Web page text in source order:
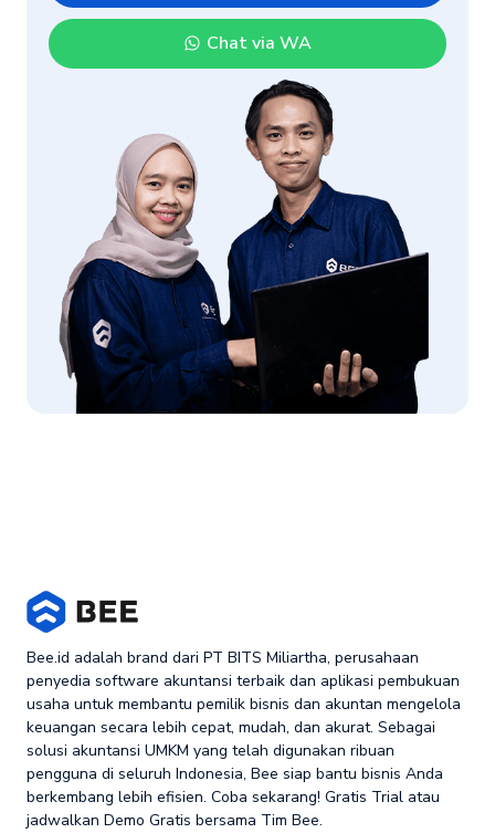
Chat via WA
Bee.id adalah brand dari PT BITS Miliartha, perusahaan
penyedia software akuntansi terbaik dan aplikasi pembukuan
usaha untuk membantu pemilik bisnis dan akuntan mengelola
keuangan secara lebih cepat, mudah, dan akurat. Sebagai
solusi akuntansi UMKM yang telah digunakan ribuan
pengguna di seluruh Indonesia, Bee siap bantu bisnis Anda
berkembang lebih efisien. Coba sekarang! Gratis Trial atau
jadwalkan Demo Gratis bersama Tim Bee.